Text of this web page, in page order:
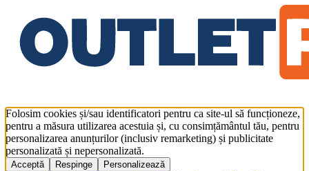
Folosim cookies și/sau identificatori pentru ca site-ul să funcționeze,
pentru a măsura utilizarea acestuia și, cu consimțământul tău, pentru
personalizarea anunțurilor (inclusiv remarketing) și publicitate
personalizată și nepersonalizată.
Acceptă Respinge Personalizează